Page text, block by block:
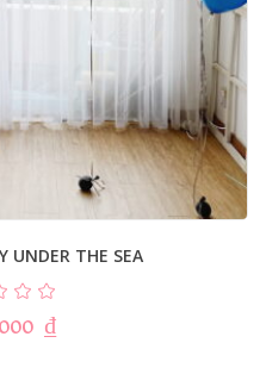
UNDER THE SEA
₫